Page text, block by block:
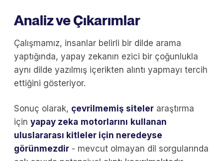
Analiz ve Çıkarımlar
Çalışmamız, insanlar belirli bir dilde arama
yaptığında, yapay zekanın ezici bir çoğunlukla
aynı dilde yazılmış içerikten alıntı yapmayı tercih
ettiğini gösteriyor.
Sonuç olarak, çevrilmemiş siteler araştırma
için yapay zeka motorlarını kullanan
uluslararası kitleler için neredeyse
görünmezdir - mevcut olmayan dil sorgularında